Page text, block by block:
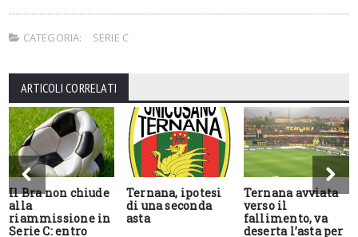
CATEGORIA: SERIE C
ARTICOLI CORRELATI
Il Bra non chiude
alla
riammissione in
Serie C: entro
Ternana, ipotesi
di una seconda
asta
Ternana avviata
verso il
fallimento, va
deserta l’asta per